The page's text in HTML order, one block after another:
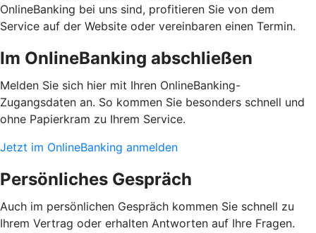
OnlineBanking bei uns sind, profitieren Sie von dem
Service auf der Website oder vereinbaren einen Termin.
Im OnlineBanking abschließen
Melden Sie sich hier mit Ihren OnlineBanking-
Zugangsdaten an. So kommen Sie besonders schnell und
ohne Papierkram zu Ihrem Service.
Jetzt im OnlineBanking anmelden
Persönliches Gespräch
Auch im persönlichen Gespräch kommen Sie schnell zu
Ihrem Vertrag oder erhalten Antworten auf Ihre Fragen.